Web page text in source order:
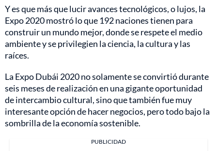
Y es que más que lucir avances tecnológicos, o lujos, la
Expo 2020 mostró lo que 192 naciones tienen para
construir un mundo mejor, donde se respete el medio
ambiente y se privilegien la ciencia, la cultura y las
raíces.
La Expo Dubái 2020 no solamente se convirtió durante
seis meses de realización en una gigante oportunidad
de intercambio cultural, sino que también fue muy
interesante opción de hacer negocios, pero todo bajo la
sombrilla de la economía sostenible.
PUBLICIDAD